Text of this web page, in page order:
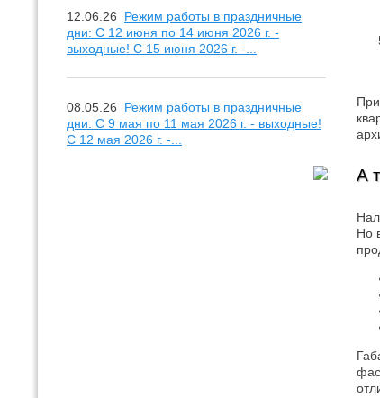
12.06.26
Режим работы в праздничные
дни: С 12 июня по 14 июня 2026 г. -
выходные! С 15 июня 2026 г. -...
08.05.26
Режим работы в праздничные
дни: С 9 мая по 11 мая 2026 г. - выходные!
С 12 мая 2026 г. -...
А
Но